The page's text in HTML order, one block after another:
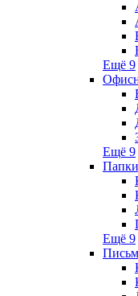
Ещё 9
Ещё 9
Ещё 9